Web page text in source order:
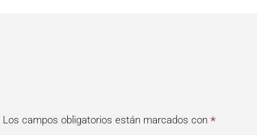
Los campos obligatorios están marcados con*